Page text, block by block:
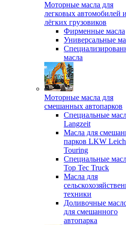
Моторные масла для
легковых автомобилей и
лёгких грузовиков
Фирменные масла
Универсальные
масла
Моторные масла для
смешанных автопарков
Специальные
Langzeit
Масла для
парков LKW
Touring
Специальные
Top Tec Truck
Масла для
техники
Доливочные
для смешанного
автопарка